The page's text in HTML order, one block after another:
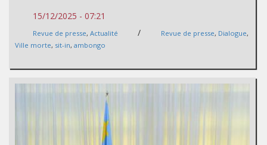
15/12/2025 - 07:21
Revue de presse, Actualité / Revue de presse, Dialogue,
Ville morte, sit-in, ambongo